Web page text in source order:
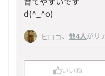
d(^_^o)
ヒロコ、 他4人がリ
いいね